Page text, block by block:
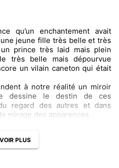
qu’un enchantement avait
jeune fille très belle et très
prince très laid mais plein
très belle mais dépourvue
un vilain caneton qui était
à notre réalité un miroir
dessine le destin de ces
regard des autres et dans
mirage des apparences
VOIR PLUS